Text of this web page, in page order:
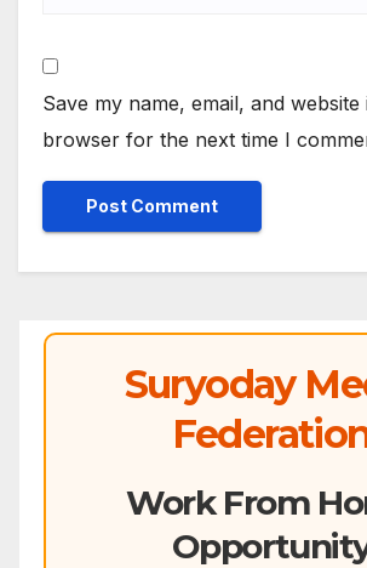
Save my name, email, and website
browser for the next time I
Suryoday
Work From